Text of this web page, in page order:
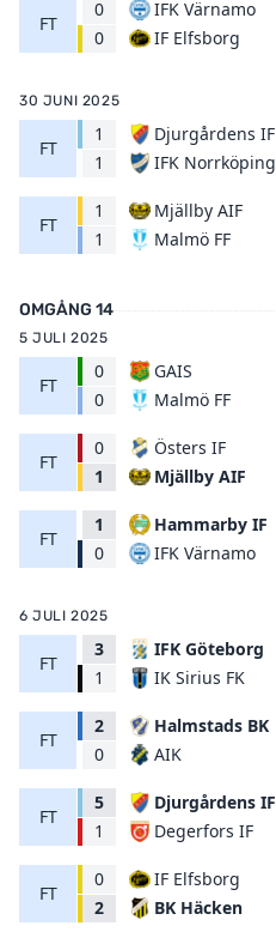
FT
0
0
IFK Värnamo
IF Elfsborg
30 JUNI 2025
FT
1
1
Djurgårdens IF
IFK Norrköping
FT
1
1
Mjällby AIF
Malmö FF
OMGÅNG 14
5 JULI 2025
FT
0
0
GAIS
Malmö FF
FT
0
1
Östers IF
Mjällby AIF
FT
1
0
Hammarby IF
IFK Värnamo
6 JULI 2025
FT
3
1
IFK Göteborg
IK Sirius FK
FT
2
0
Halmstads BK
AIK
FT
5
1
Djurgårdens IF
Degerfors IF
FT
0
2
IF Elfsborg
BK Häcken